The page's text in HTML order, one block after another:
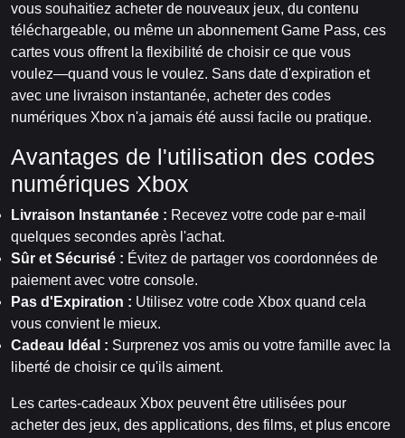
vous souhaitiez acheter de nouveaux jeux, du contenu
téléchargeable, ou même un abonnement Game Pass, ces
cartes vous offrent la flexibilité de choisir ce que vous
voulez—quand vous le voulez. Sans date d'expiration et
avec une livraison instantanée, acheter des codes
numériques Xbox n'a jamais été aussi facile ou pratique.
Avantages de l'utilisation des codes
numériques Xbox
Livraison Instantanée : Recevez votre code par e-mail
quelques secondes après l'achat.
Sûr et Sécurisé : Évitez de partager vos coordonnées de
paiement avec votre console.
Pas d'Expiration : Utilisez votre code Xbox quand cela
vous convient le mieux.
Cadeau Idéal : Surprenez vos amis ou votre famille avec la
liberté de choisir ce qu'ils aiment.
Les cartes-cadeaux Xbox peuvent être utilisées pour
acheter des jeux, des applications, des films, et plus encore